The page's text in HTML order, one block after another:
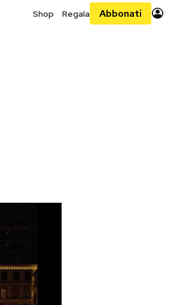
Shop Regala Abbonati